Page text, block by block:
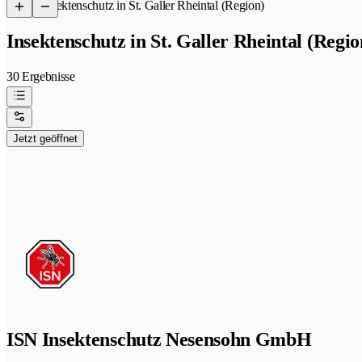
/Insektenschutz in St. Galler Rheintal (Region)
Insektenschutz in St. Galler Rheintal
30 Ergebnisse
Jetzt geöffnet
ISN Insektenschutz Nesensohn GmbH